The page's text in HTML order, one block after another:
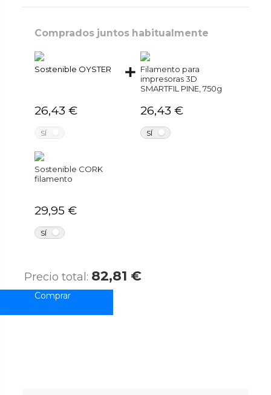
Comprados juntos habitualmente
Sostenible OYSTER
26,43 €
SÍ
Filamento para
impresoras 3D
SMARTFIL PINE, 750g
26,43 €
SÍ
Sostenible CORK
filamento
29,95 €
SÍ
Precio total: 82,81 €